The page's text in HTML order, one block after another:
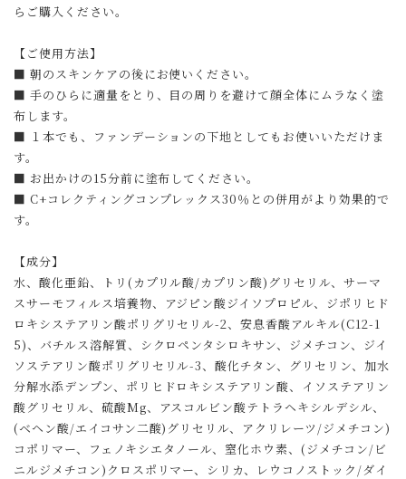
らご購入ください。
【ご使用方法】
■ 朝のスキンケアの後にお使いください。
■ 手のひらに適量をとり、目の周りを避けて顔全体にムラなく塗
布します。
■ １本でも、ファンデーションの下地としてもお使いいただけま
す。
■ お出かけの15分前に塗布してください。
■ C+コレクティングコンプレックス30％との併用がより効果的で
す。
【成分】
水、酸化亜鉛、トリ(カプリル酸/カプリン酸)グリセリル、サーマ
スサーモフィルス培養物、アジピン酸ジイソプロピル、ジポリヒド
ロキシステアリン酸ポリグリセリル-2、安息香酸アルキル(C12-1
5)、バチルス溶解質、シクロペンタシロキサン、ジメチコン、ジイ
ソステアリン酸ポリグリセリル-3、酸化チタン、グリセリン、加水
分解水添デンプン、ポリヒドロキシステアリン酸、イソステアリン
酸グリセリル、硫酸Mg、アスコルビン酸テトラヘキシルデシル、
(ベヘン酸/エイコサン二酸)グリセリル、アクリレーツ/ジメチコン)
コポリマー、フェノキシエタノール、窒化ホウ素、(ジメチコン/ビ
ニルジメチコン)クロスポリマー、シリカ、レウコノストック/ダイ